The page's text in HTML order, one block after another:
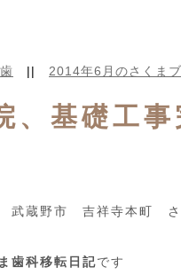
|| 2014年6月のさくま
、基礎工事
武蔵野市 吉祥寺本町
歯科移転日記です